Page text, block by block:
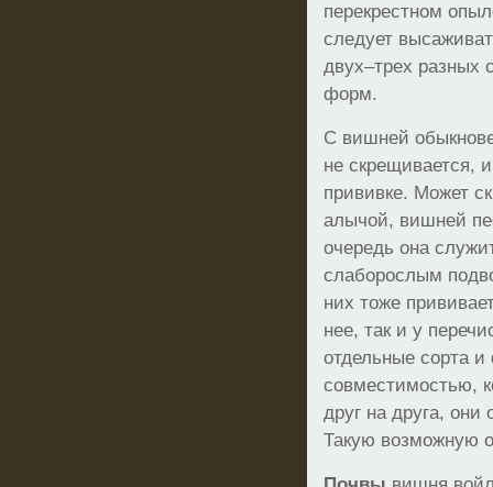
перекрестном
следует
двух–трех разных
форм.
С вишней
не скрещивается,
прививке. Может
алычой, вишней
очередь она
слаборослым
них тоже
нее, так и у
отдельные сорта
совместимостью,
друг на друга,
Такую возможную